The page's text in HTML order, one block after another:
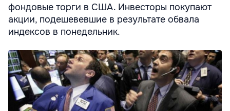
фондовые торги в США. Инвесторы покупают
акции, подешевевшие в результате обвала
индексов в понедельник.